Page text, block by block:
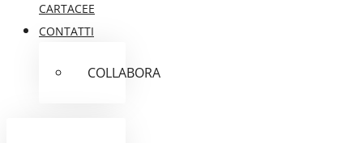
CARTACEE
CONTATTI
COLLABORA